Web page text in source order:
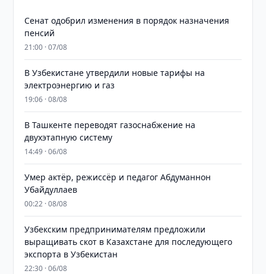
Сенат одобрил изменения в порядок назначения
пенсий
21:00 · 07/08
В Узбекистане утвердили новые тарифы на
электроэнергию и газ
19:06 · 08/08
В Ташкенте переводят газоснабжение на
двухэтапную систему
14:49 · 06/08
Умер актёр, режиссёр и педагог Абдуманнон
Убайдуллаев
00:22 · 08/08
Узбекским предпринимателям предложили
выращивать скот в Казахстане для последующего
экспорта в Узбекистан
22:30 · 06/08